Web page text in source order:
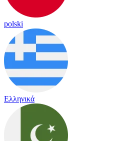
polski
Ελληνικά